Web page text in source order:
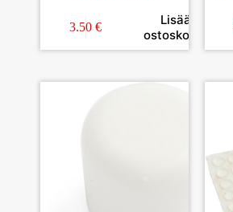
3.50 €
Lisää
ostoskoriin